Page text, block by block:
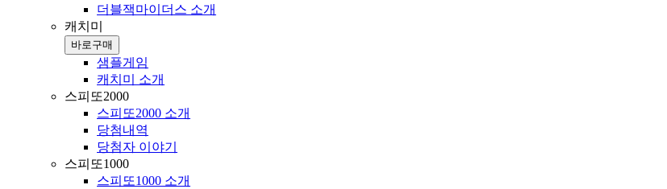
더블잭마이더스 소개
캐치미
바로구매
샘플게임
캐치미 소개
스피또2000
스피또2000 소개
당첨내역
당첨자 이야기
스피또1000
스피또1000 소개